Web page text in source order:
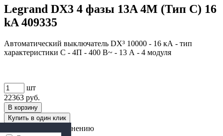
Legrand DX3 4 фазы 13A 4М (Тип C) 16
kA 409335
Автоматический выключатель DX³ 10000 - 16 кА - тип
характеристики С - 4П - 400 В~ - 13 А - 4 модуля
шт
22363 руб.
В корзину
Купить в один клик
Добавить к сравнению